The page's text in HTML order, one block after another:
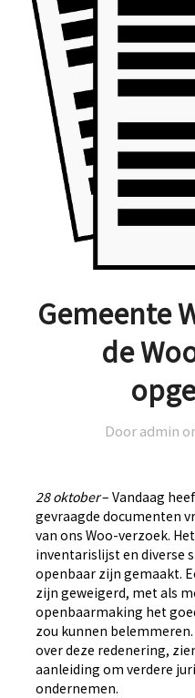
Gemeente
de
Door admin
28 oktober– Vandaag
gevraagde documenten
van ons Woo-verzoek.
inventarislijst en diverse
openbaar zijn gemaakt.
zijn geweigerd, met als
openbaarmaking het
zou kunnen
over deze redenering,
aanleiding om verdere
ondernemen.